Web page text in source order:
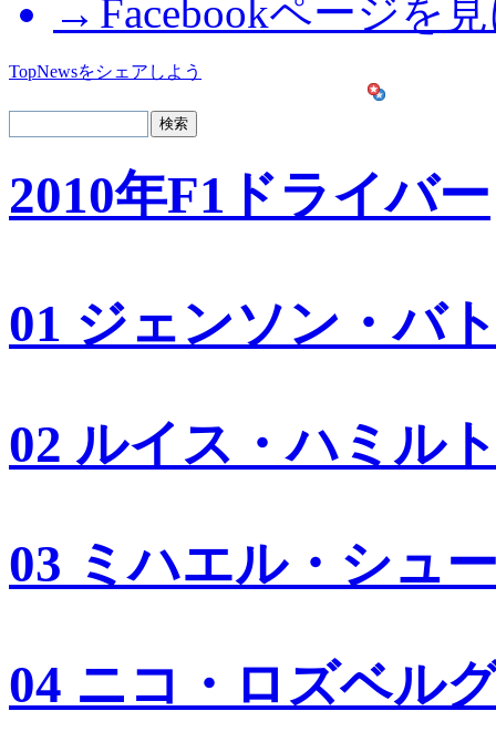
Facebookページを
TopNewsをシェアしよう
2010年F1ドライバー
01 ジェンソン・バ
02 ルイス・ハミル
03 ミハエル・シュ
04 ニコ・ロズベル